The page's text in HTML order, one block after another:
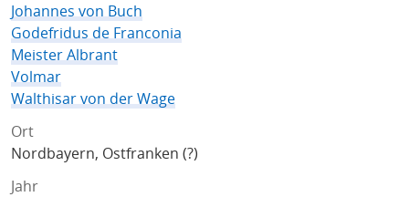
Johannes von Buch
Godefridus de Franconia
Meister Albrant
Volmar
Walthisar von der Wage
Ort
Nordbayern, Ostfranken (?)
Jahr